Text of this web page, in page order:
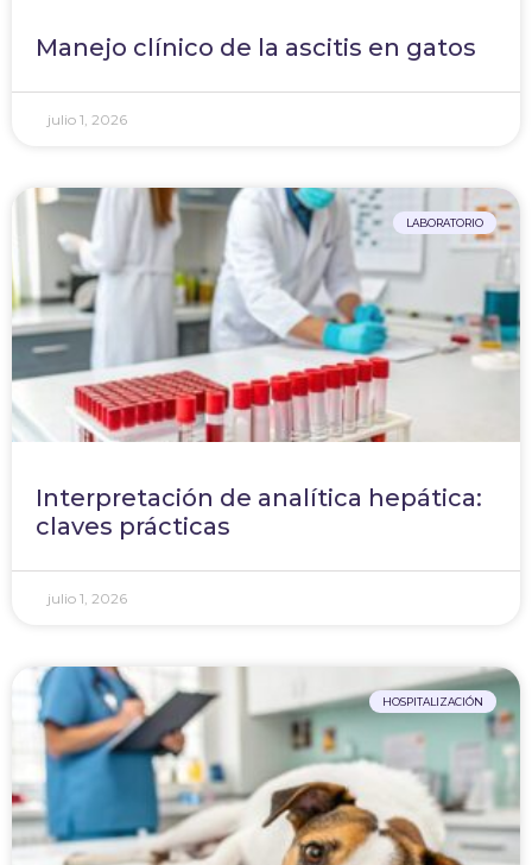
Manejo clínico de la ascitis en gatos
julio 1, 2026
LABORATORIO
Interpretación de analítica hepática:
claves prácticas
julio 1, 2026
HOSPITALIZACIÓN